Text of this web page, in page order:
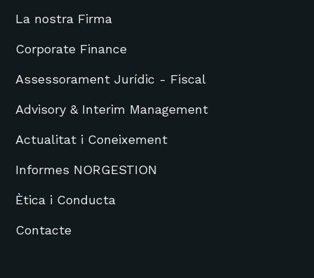
La nostra Firma
Corporate Finance
Assessorament Jurídic - Fiscal
Advisory & Interim Management
Actualitat i Coneixement
Informes NORGESTION
Ètica i Conducta
Contacte